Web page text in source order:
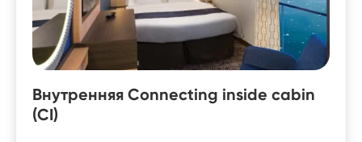
Внутренняя Connecting inside cabin
(CI)